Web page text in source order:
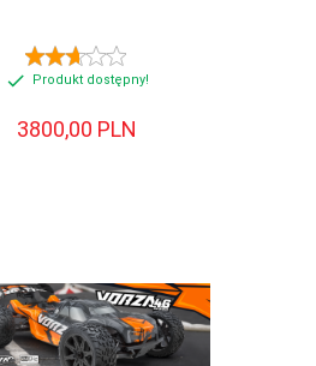
Produkt dostępny!
3800,00 PLN